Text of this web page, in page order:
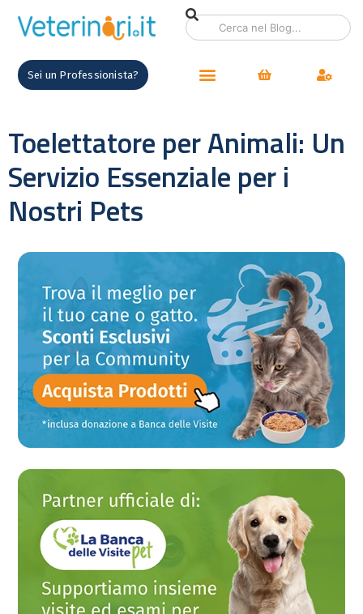
Sei un Professionista?
Toelettatore per Animali: Un
Servizio Essenziale per i
Nostri Pets